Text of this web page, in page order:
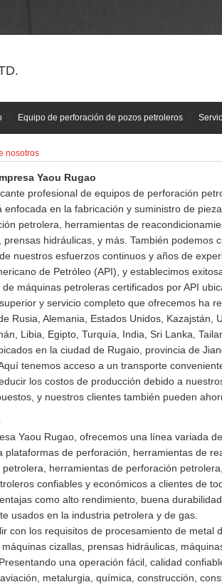
Equipo de perforación de pozos petroleros
nosotros
Yaou Rugao
profesional de equipos de perforación
enfocada en la fabricación y suministro de
petrolera, herramientas de
prensas hidráulicas, y más. También podemos
nuestros esfuerzos continuos y años de
de Petróleo (API), y establecimos
máquinas petroleras certificados por API
y servicio completo que ofrecemos ha
Rusia, Alemania, Estados Unidos, Kazajstán,
Libia, Egipto, Turquía, India, Sri Lanka,
en la ciudad de Rugaio, provincia de
tenemos acceso a un transporte
los costos de producción debido a
y nuestros clientes también pueden
Yaou Rugao, ofrecemos una línea variada
plataformas de perforación, herramientas de
petrolera, herramientas de perforación
confiables y económicos a clientes de
como alto rendimiento, buena
usados en la industria petrolera y de gas.
con los requisitos de procesamiento de metal
cizallas, prensas hidráulicas,
una operación fácil, calidad
metalurgia, química, construcción,